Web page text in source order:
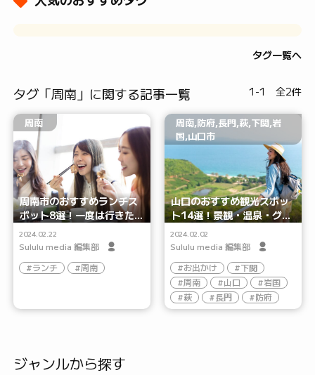
タグ一覧へ
タグ「周南」に関する記事一覧 1-1 全2件
周南
周南市のおすすめランチス
ポット8選！一度は行きた
い名店をジャンル別に紹介
2024.02.22
Sululu media 編集部
ランチ
周南
周南,防府,長門,萩,下関,岩
国,山口市
山口のおすすめ観光スポッ
ト14選！景観・温泉・グル
メなど地元の魅力を発見し
よう
2024.02.02
Sululu media 編集部
お出かけ
下関
周南
山口
岩国
萩
長門 防府
ジャンルから探す